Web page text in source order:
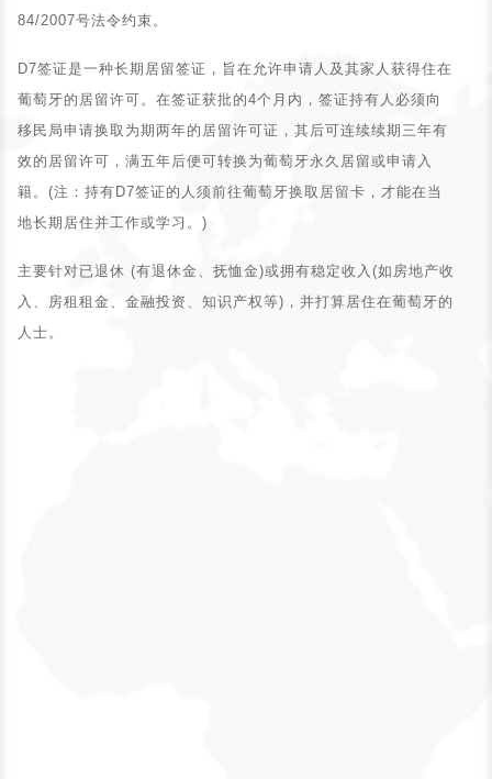
84/2007号法令约束。
D7签证是一种长期居留签证，旨在允许申请人及其家人获得住在
葡萄牙的居留许可。在签证获批的4个月内，签证持有人必须向
移民局申请换取为期两年的居留许可证，其后可连续续期三年有
效的居留许可，满五年后便可转换为葡萄牙永久居留或申请入
籍。(注：持有D7签证的人须前往葡萄牙换取居留卡，才能在当
地长期居住并工作或学习。)
主要针对已退休 (有退休金、抚恤金)或拥有稳定收入(如房地产收
入、房租租金、金融投资、知识产权等)，并打算居住在葡萄牙的
人士。